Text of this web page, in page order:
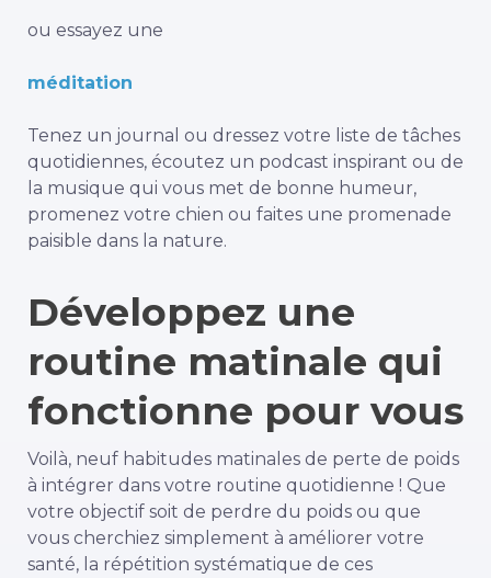
ou essayez une
méditation
Tenez un journal ou dressez votre liste de tâches
quotidiennes, écoutez un podcast inspirant ou de
la musique qui vous met de bonne humeur,
promenez votre chien ou faites une promenade
paisible dans la nature.
Développez une
routine matinale qui
fonctionne pour vous
Voilà, neuf habitudes matinales de perte de poids
à intégrer dans votre routine quotidienne ! Que
votre objectif soit de perdre du poids ou que
vous cherchiez simplement à améliorer votre
santé, la répétition systématique de ces